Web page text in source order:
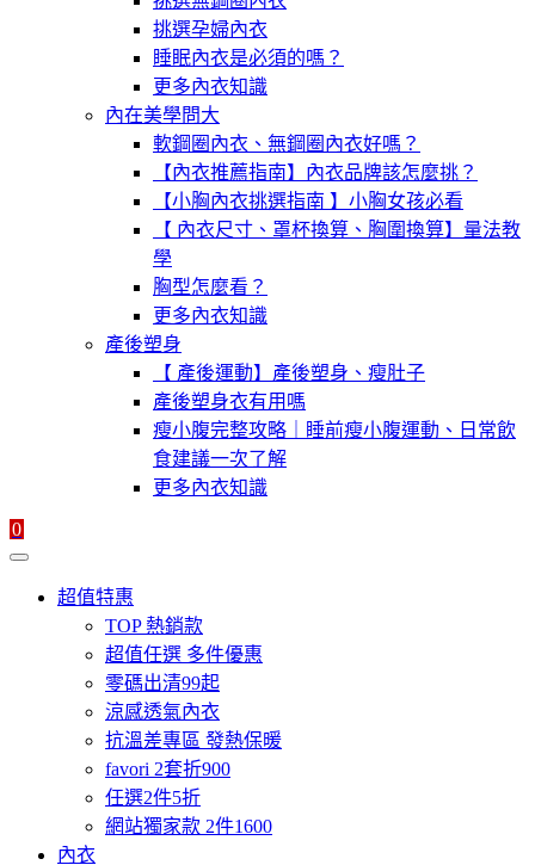
挑選孕婦內衣
睡眠內衣是必須的嗎？
更多內衣知識
內在美學問大
軟鋼圈內衣、無鋼圈內衣好嗎？
【內衣推薦指南】內衣品牌該怎麼挑？
【小胸內衣挑選指南 】小胸女孩必看
【 內衣尺寸、罩杯換算、胸圍換算】量法教
學
胸型怎麼看？
更多內衣知識
產後塑身
【 產後運動】產後塑身、瘦肚子
產後塑身衣有用嗎
瘦小腹完整攻略｜睡前瘦小腹運動、日常飲
食建議一次了解
更多內衣知識
0
超值特惠
TOP 熱銷款
超值任選 多件優惠
零碼出清99起
涼感透氣內衣
抗溫差專區 發熱保暖
favori 2套折900
任選2件5折
網站獨家款 2件1600
內衣